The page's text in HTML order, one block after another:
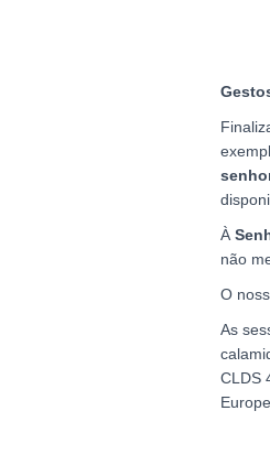
À
não
O
As
CLDS